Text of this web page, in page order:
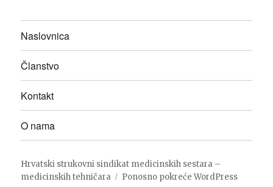
Naslovnica
Članstvo
Kontakt
O nama
Hrvatski strukovni sindikat medicinskih sestara –
medicinskih tehničara
Ponosno pokreće WordPress